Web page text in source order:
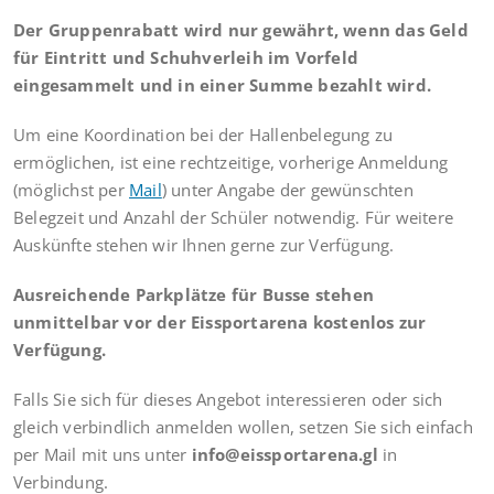
Der Gruppenrabatt wird nur gewährt, wenn das Geld
für Eintritt und Schuhverleih im Vorfeld
eingesammelt und in einer Summe bezahlt wird.
Um eine Koordination bei der Hallenbelegung zu
ermöglichen, ist eine rechtzeitige, vorherige Anmeldung
(möglichst per Mail) unter Angabe der gewünschten
Belegzeit und Anzahl der Schüler notwendig. Für weitere
Auskünfte stehen wir Ihnen gerne zur Verfügung.
Ausreichende Parkplätze für Busse stehen
unmittelbar vor der Eissportarena kostenlos zur
Verfügung.
Falls Sie sich für dieses Angebot interessieren oder sich
gleich verbindlich anmelden wollen, setzen Sie sich einfach
per Mail mit uns unter info@eissportarena.gl in
Verbindung.